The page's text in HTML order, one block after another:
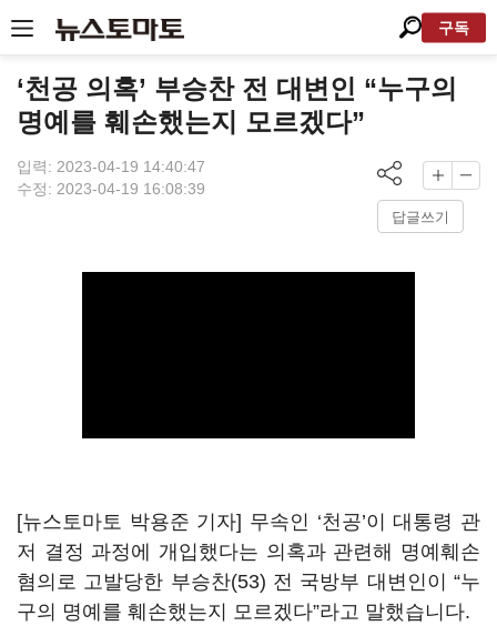
구독
‘천공 의혹’ 부승찬 전 대변인 “누구의
명예를 훼손했는지 모르겠다”
입력: 2023-04-19 14:40:47
수정: 2023-04-19 16:08:39
답글쓰기
[뉴스토마토 박용준 기자] 무속인 ‘천공’이 대통령 관
저 결정 과정에 개입했다는 의혹과 관련해 명예훼손
혐의로 고발당한 부승찬(53) 전 국방부 대변인이 “누
구의 명예를 훼손했는지 모르겠다”라고 말했습니다.